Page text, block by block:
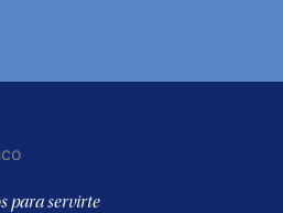
para servirte